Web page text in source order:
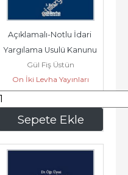
Sepete Ekle
Açıklamalı-Notlu İdari
Yargılama Usulü Kanunu
-        2025
Gül Fiş Üstün
On İki Levha Yayınları
990,00